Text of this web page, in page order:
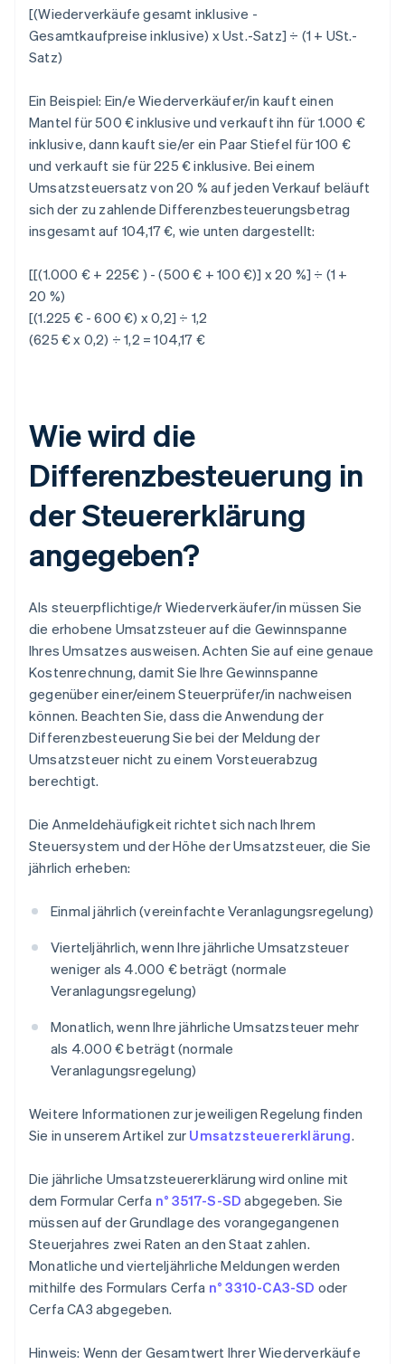
[(Wiederverkäufe gesamt inklusive -
Gesamtkaufpreise inklusive) x Ust.-Satz] ÷ (1 + USt.-
Satz)
Ein Beispiel: Ein/e Wiederverkäufer/in kauft einen
Mantel für 500 € inklusive und verkauft ihn für 1.000 €
inklusive, dann kauft sie/er ein Paar Stiefel für 100 €
und verkauft sie für 225 € inklusive. Bei einem
Umsatzsteuersatz von 20 % auf jeden Verkauf beläuft
sich der zu zahlende Differenzbesteuerungsbetrag
insgesamt auf 104,17 €, wie unten dargestellt:
[[(1.000 € + 225€ ) - (500 € + 100 €)] x 20 %] ÷ (1 +
20 %)
[(1.225 € - 600 €) x 0,2] ÷ 1,2
(625 € x 0,2) ÷ 1,2 = 104,17 €
Wie wird die
Differenzbesteuerung in
der Steuererklärung
angegeben?
Als steuerpflichtige/r Wiederverkäufer/in müssen Sie
die erhobene Umsatzsteuer auf die Gewinnspanne
Ihres Umsatzes ausweisen. Achten Sie auf eine genaue
Kostenrechnung, damit Sie Ihre Gewinnspanne
gegenüber einer/einem Steuerprüfer/in nachweisen
können. Beachten Sie, dass die Anwendung der
Differenzbesteuerung Sie bei der Meldung der
Umsatzsteuer nicht zu einem Vorsteuerabzug
berechtigt.
Die Anmeldehäufigkeit richtet sich nach Ihrem
Steuersystem und der Höhe der Umsatzsteuer, die Sie
jährlich erheben:
Einmal jährlich (vereinfachte Veranlagungsregelung)
Vierteljährlich, wenn Ihre jährliche Umsatzsteuer
weniger als 4.000 € beträgt (normale
Veranlagungsregelung)
Monatlich, wenn Ihre jährliche Umsatzsteuer mehr
als 4.000 € beträgt (normale
Veranlagungsregelung)
Weitere Informationen zur jeweiligen Regelung finden
Sie in unserem Artikel zur Umsatzsteuererklärung.
Die jährliche Umsatzsteuererklärung wird online mit
dem Formular Cerfa n° 3517-S-SD abgegeben. Sie
müssen auf der Grundlage des vorangegangenen
Steuerjahres zwei Raten an den Staat zahlen.
Monatliche und vierteljährliche Meldungen werden
mithilfe des Formulars Cerfa n° 3310-CA3-SD oder
Cerfa CA3 abgegeben.
Hinweis: Wenn der Gesamtwert Ihrer Wiederverkäufe